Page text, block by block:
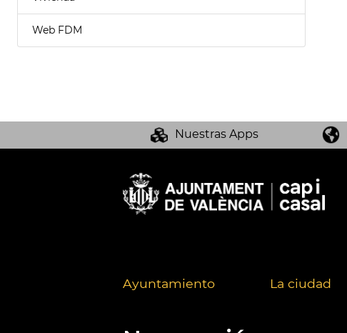
Web FDM
Nuestras Apps
Ayuntamiento La ciudad